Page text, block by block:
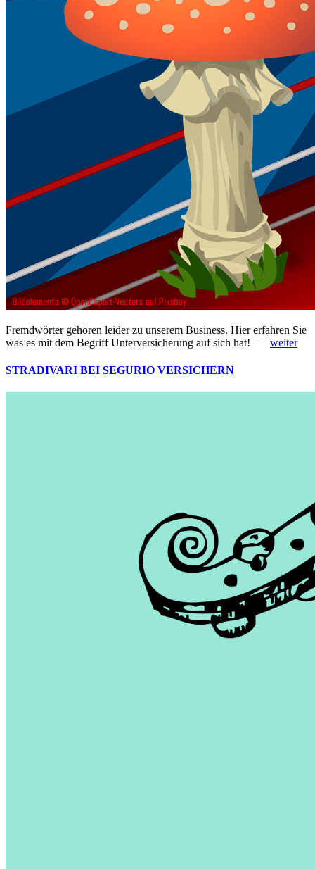
Fremdwörter gehören leider zu unserem Business. Hier erfahren Sie
was es mit dem Begriff Unterversicherung auf sich hat! — weiter
STRADIVARI BEI SEGURIO VERSICHERN